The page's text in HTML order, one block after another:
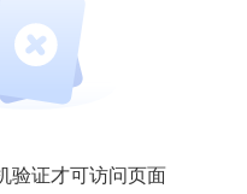
验证才可访问页面